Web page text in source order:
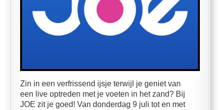
Zin in een verfrissend ijsje terwijl je geniet van
een live optreden met je voeten in het zand? Bij
JOE zit je goed! Van donderdag 9 juli tot en met